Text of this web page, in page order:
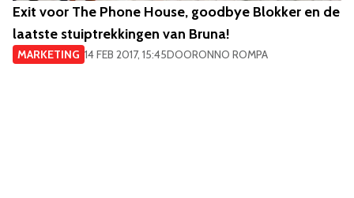
​Exit voor The Phone House, goodbye Blokker en de
laatste stuiptrekkingen van Bruna!
MARKETING 14 FEB 2017, 15:45DOORONNO ROMPA